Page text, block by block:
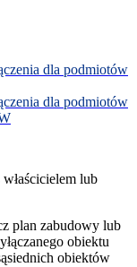
dla podmiotów
dla podmiotów
lub
plan zabudowy lub
obiektu
obiektów